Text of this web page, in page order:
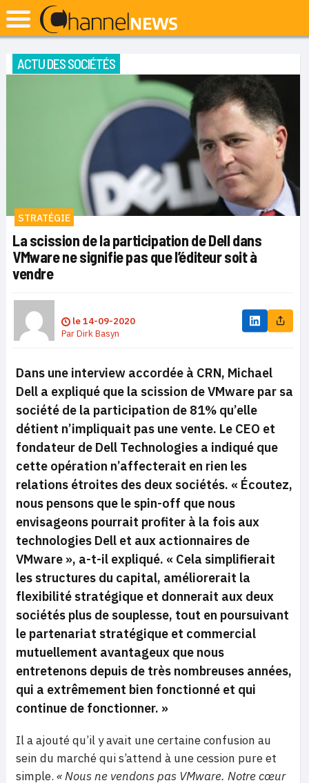
ACTU DES SOCIÉTÉS
STRATÉGIE
La scission de la participation de Dell dans
VMware ne signifie pas que l’éditeur soit à
vendre
le14-09-2020
ParDirk Basyn
Dans une interview accordée à CRN, Michael
Dell a expliqué que la scission de VMware par sa
société de la participation de 81% qu’elle
détient n’impliquait pas une vente. Le CEO et
fondateur de Dell Technologies a indiqué que
cette opération n’affecterait en rien les
relations étroites des deux sociétés. « Écoutez,
nous pensons que le spin-off que nous
envisageons pourrait profiter à la fois aux
technologies Dell et aux actionnaires de
VMware », a-t-il expliqué. « Cela simplifierait
les structures du capital, améliorerait la
flexibilité stratégique et donnerait aux deux
sociétés plus de souplesse, tout en poursuivant
le partenariat stratégique et commercial
mutuellement avantageux que nous
entretenons depuis de très nombreuses années,
qui a extrêmement bien fonctionné et qui
continue de fonctionner. »
Il a ajouté qu’il y avait une certaine confusion au
sein du marché qui s’attend à une cession pure et
simple. « Nous ne vendons pas VMware. Notre cœur